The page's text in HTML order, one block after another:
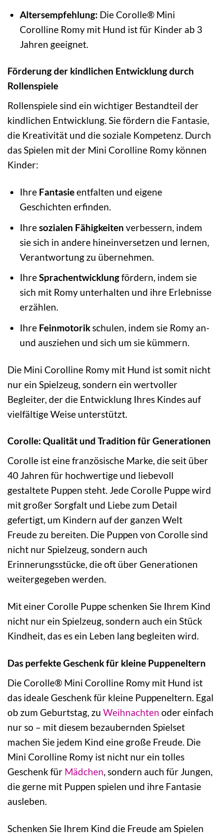
Altersempfehlung: Die Corolle® Mini
Corolline Romy mit Hund ist für Kinder ab 3
Jahren geeignet.
Förderung der kindlichen Entwicklung durch
Rollenspiele
Rollenspiele sind ein wichtiger Bestandteil der
kindlichen Entwicklung. Sie fördern die Fantasie,
die Kreativität und die soziale Kompetenz. Durch
das Spielen mit der Mini Corolline Romy können
Kinder:
Ihre Fantasieentfalten und eigene
Geschichten erfinden.
Ihresozialen Fähigkeiten verbessern, indem
sie sich in andere hineinversetzen und lernen,
Verantwortung zu übernehmen.
IhreSprachentwicklungfördern, indem sie
sich mit Romy unterhalten und ihre Erlebnisse
erzählen.
Ihre Feinmotorikschulen, indem sie Romy an-
und ausziehen und sich um sie kümmern.
Die Mini Corolline Romy mit Hund ist somit nicht
nur ein Spielzeug, sondern ein wertvoller
Begleiter, der die Entwicklung Ihres Kindes auf
vielfältige Weise unterstützt.
Corolle: Qualität und Tradition für Generationen
Corolle ist eine französische Marke, die seit über
40 Jahren für hochwertige und liebevoll
gestaltete Puppen steht. Jede Corolle Puppe wird
mit großer Sorgfalt und Liebe zum Detail
gefertigt, um Kindern auf der ganzen Welt
Freude zu bereiten. Die Puppen von Corolle sind
nicht nur Spielzeug, sondern auch
Erinnerungsstücke, die oft über Generationen
weitergegeben werden.
Mit einer Corolle Puppe schenken Sie Ihrem Kind
nicht nur ein Spielzeug, sondern auch ein Stück
Kindheit, das es ein Leben lang begleiten wird.
Das perfekte Geschenk für kleine Puppeneltern
Die Corolle® Mini Corolline Romy mit Hund ist
das ideale Geschenk für kleine Puppeneltern. Egal
ob zum Geburtstag, zu Weihnachten oder einfach
nur so – mit diesem bezaubernden Spielset
machen Sie jedem Kind eine große Freude. Die
Mini Corolline Romy ist nicht nur ein tolles
Geschenk für Mädchen , sondern auch für Jungen,
die gerne mit Puppen spielen und ihre Fantasie
ausleben.
Schenken Sie Ihrem Kind die Freude am Spielen